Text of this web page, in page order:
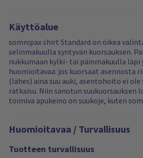
Käyttöalue
somnipax shirt Standard on oikea
selinmakuulla syntyvän kuorsauksen.
nukkumaan kylki- tai päinmakuulla läpi
huomioitavaa: jos kuorsaat asennosta
(lähes) aina suu auki, asentohoito ei
ratkaisu. Niin sanotun suukuorsauksen
toimiva apukeino on suukoje, kuten
Huomioitavaa / Turvallisuus
Tuotteen turvallisuus